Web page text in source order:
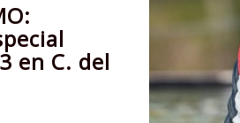
en C. del